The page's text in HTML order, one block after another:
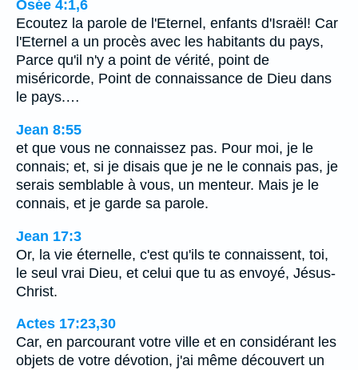
Osée 4:1,6
Ecoutez la parole de l'Eternel, enfants d'Israël! Car
l'Eternel a un procès avec les habitants du pays,
Parce qu'il n'y a point de vérité, point de
miséricorde, Point de connaissance de Dieu dans
le pays.…
Jean 8:55
et que vous ne connaissez pas. Pour moi, je le
connais; et, si je disais que je ne le connais pas, je
serais semblable à vous, un menteur. Mais je le
connais, et je garde sa parole.
Jean 17:3
Or, la vie éternelle, c'est qu'ils te connaissent, toi,
le seul vrai Dieu, et celui que tu as envoyé, Jésus-
Christ.
Actes 17:23,30
Car, en parcourant votre ville et en considérant les
objets de votre dévotion, j'ai même découvert un